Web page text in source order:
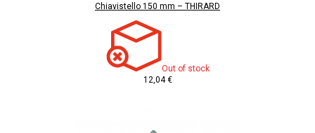
Chiavistello 150 mm – THIRARD
Out of stock
12,04 €